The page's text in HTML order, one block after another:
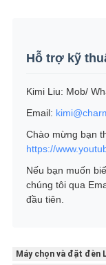
Hỗ trợ kỹ
Kimi Liu: Mob/
Email:
Chào mừng bạn
https://
Nếu bạn muốn
chúng tôi qua
đầu tiên.
Máy chọn và đặt đèn